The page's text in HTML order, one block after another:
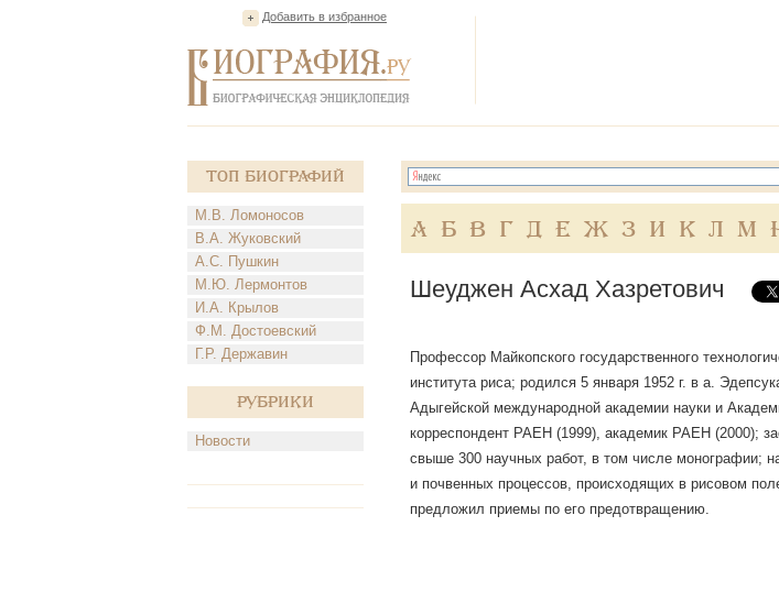
Добавить в избранное
Топ Биографий
М.В. Ломоносов
В.А. Жуковский
А.С. Пушкин
М.Ю. Лермонтов
И.А. Крылов
Ф.М. Достоевский
Г.Р. Державин
Рубрики
Новости
А Б В Г Д Е Ж З И К Л М
Шеуджен Асхад Хазретович
Профессор Майкопского государственного
института риса; родился 5 января 1952 г. в а.
Адыгейской международной академии науки и
корреспондент РАЕН (1999), академик РАЕН (2000);
свыше 300 научных работ, в том числе монографии;
и почвенных процессов, происходящих в рисовом
предложил приемы по его предотвращению.